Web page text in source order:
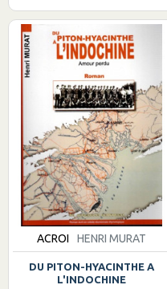
ACROI HENRI MURAT
DU PITON-HYACINTHE A
L'INDOCHINE